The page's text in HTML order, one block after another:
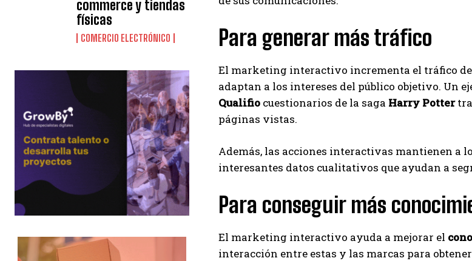
commerce y tiendas
físicas
COMERCIO ELECTRÓNICO Para generar más tráfico
El marketing interactivo incrementa el tráfico de
adaptan a los intereses del público objetivo. Un
Qualifio cuestionarios de la saga Harry Potter
páginas vistas.
Además, las acciones interactivas mantienen a
interesantes datos cualitativos que ayudan a
Para conseguir más
El marketing interactivo ayuda a mejorar el
interacción entre estas y las marcas para